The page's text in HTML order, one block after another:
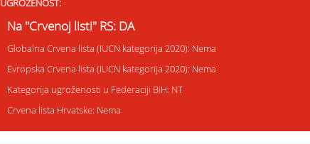
UGROŽENOST:
Na "Crvenoj listi" RS: DA
Globalna Crvena lista (IUCN kategorija 2020): Nema
Evropska Crvena lista (IUCN kategorija 2020): Nema
Kategorija ugroženosti u Federaciji BiH: NT
Crvena lista Hrvatske: Nema